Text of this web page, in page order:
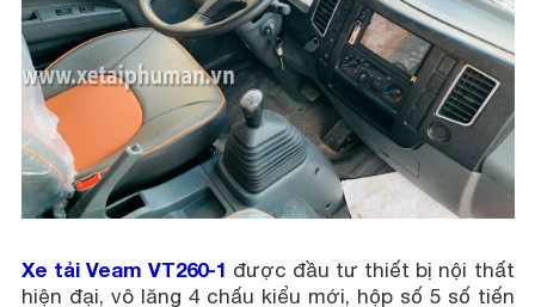
Xe tải Veam VT260-1 được đầu tư thiết bị nội thất
hiện đại, vô lăng 4 chấu kiểu mới, hộp số 5 số tiến